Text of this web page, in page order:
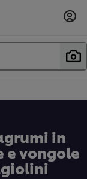
in
e vongole